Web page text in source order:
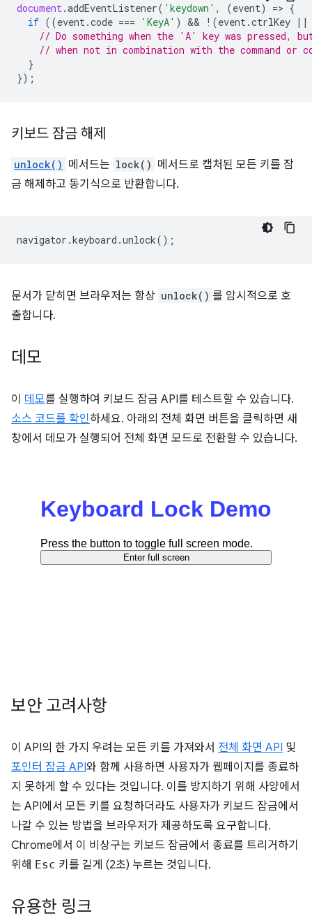
document.addEventListener( 'keydown' , (event) => {
if ((event.code === 'KeyA' ) && ! (event.ctrlKey ||
// Do something when the 'A' key was pressed,
// when not in combination with the command or
}
});
키보드 잠금 해제
unlock() 메서드는 lock() 메서드로 캡처된 모든 키를 잠
금 해제하고 동기식으로 반환합니다.
navigator .keyboard .unlock();
문서가 닫히면 브라우저는 항상 unlock() 를 암시적으로 호
출합니다.
데모
이 데모를 실행하여 키보드 잠금 API를 테스트할 수 있습니다.
소스 코드를 확인하세요. 아래의 전체 화면 버튼을 클릭하면 새
창에서 데모가 실행되어 전체 화면 모드로 전환할 수 있습니다.
보안 고려사항
이 API의 한 가지 우려는 모든 키를 가져와서 전체 화면 API 및
포인터 잠금 API와 함께 사용하면 사용자가 웹페이지를 종료하
지 못하게 할 수 있다는 것입니다. 이를 방지하기 위해 사양에서
는 API에서 모든 키를 요청하더라도 사용자가 키보드 잠금에서
나갈 수 있는 방법을 브라우저가 제공하도록 요구합니다.
Chrome에서 이 비상구는 키보드 잠금에서 종료를 트리거하기
위해 Esc 키를 길게 (2초) 누르는 것입니다.
유용한 링크